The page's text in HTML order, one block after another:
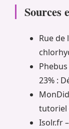
Sources
Rue de
23% :
tutoriel
Isolr.fr